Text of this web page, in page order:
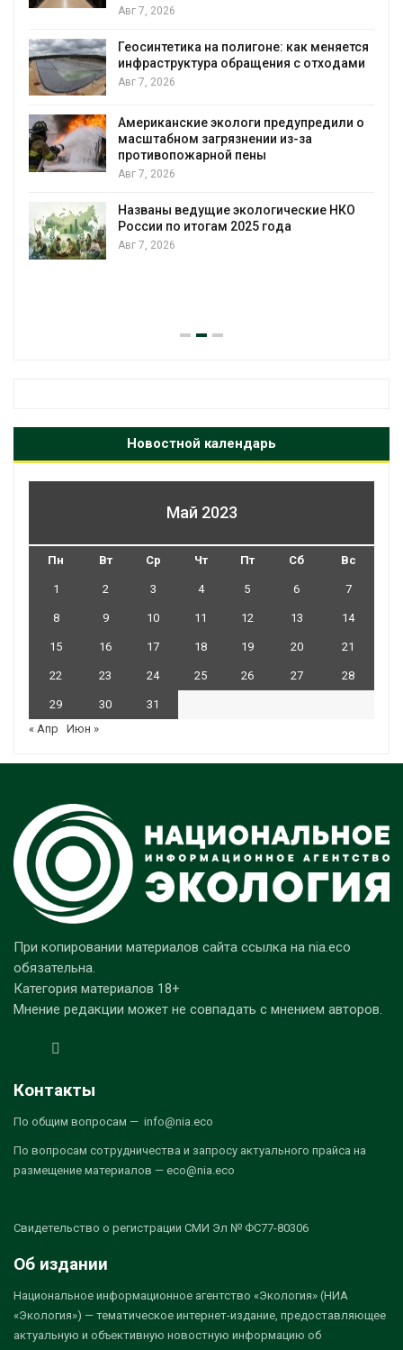
Авг 7, 2026
Геосинтетика на полигоне: как меняется
инфраструктура обращения с отходами
Авг 7, 2026
Американские экологи предупредили о
масштабном загрязнении из-за
противопожарной пены
Авг 7, 2026
Названы ведущие экологические НКО
России по итогам 2025 года
Авг 7, 2026
Новостной календарь
Май 2023
Пн Вт Ср Чт Пт Сб Вс
1 2 3 4 5 6 7
8 9 10 11 12 13 14
15 16 17 18 19 20 21
22 23 24 25 26 27 28
29 30
31
« Апр
Июн »
При копировании материалов сайта ссылка на nia.eco
обязательна.
Категория материалов 18+
Мнение редакции может не совпадать с мнением авторов.
Контакты
По общим вопросам — info@nia.eco
По вопросам сотрудничества и запросу актуального прайса на
размещение материалов — eco@nia.eco
Свидетельство о регистрации СМИ Эл № ФС77-80306
Об издании
Национальное информационное агентство «Экология» (НИА
«Экология») — тематическое интернет-издание, предоставляющее
актуальную и объективную новостную информацию об